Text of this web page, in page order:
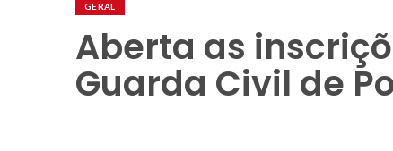
GERAL
Aberta as
Guarda Civil de